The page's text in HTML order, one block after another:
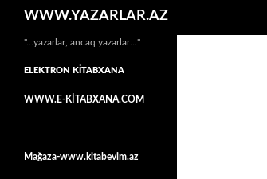
WWW.YAZARLAR.AZ
"…yazarlar, ancaq yazarlar…"
ELEKTRON KİTABXANA
WWW.E-KİTABXANA.COM
Mağaza-www.kitabevim.az